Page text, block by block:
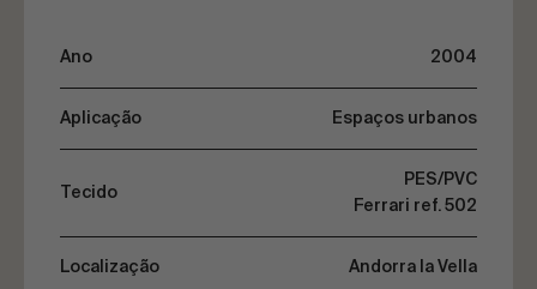
Assessoria e Consultoria
Ano 2004
Aplicação Espaços urbanos
Tecido
PES/PVC
Ferrari ref. 502
Localização Andorra la Vella